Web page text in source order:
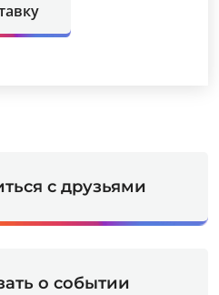
с друзьями
о событии